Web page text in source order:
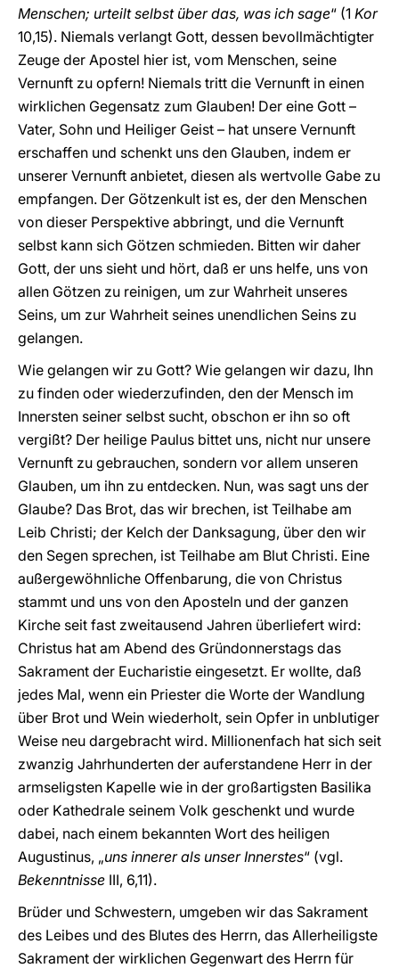
Menschen; urteilt selbst über das, was ich sage“ (1 Kor
10,15). Niemals verlangt Gott, dessen bevollmächtigter
Zeuge der Apostel hier ist, vom Menschen, seine
Vernunft zu opfern! Niemals tritt die Vernunft in einen
wirklichen Gegensatz zum Glauben! Der eine Gott –
Vater, Sohn und Heiliger Geist – hat unsere Vernunft
erschaffen und schenkt uns den Glauben, indem er
unserer Vernunft anbietet, diesen als wertvolle Gabe zu
empfangen. Der Götzenkult ist es, der den Menschen
von dieser Perspektive abbringt, und die Vernunft
selbst kann sich Götzen schmieden. Bitten wir daher
Gott, der uns sieht und hört, daß er uns helfe, uns von
allen Götzen zu reinigen, um zur Wahrheit unseres
Seins, um zur Wahrheit seines unendlichen Seins zu
gelangen.
Wie gelangen wir zu Gott? Wie gelangen wir dazu, Ihn
zu finden oder wiederzufinden, den der Mensch im
Innersten seiner selbst sucht, obschon er ihn so oft
vergißt? Der heilige Paulus bittet uns, nicht nur unsere
Vernunft zu gebrauchen, sondern vor allem unseren
Glauben, um ihn zu entdecken. Nun, was sagt uns der
Glaube? Das Brot, das wir brechen, ist Teilhabe am
Leib Christi; der Kelch der Danksagung, über den wir
den Segen sprechen, ist Teilhabe am Blut Christi. Eine
außergewöhnliche Offenbarung, die von Christus
stammt und uns von den Aposteln und der ganzen
Kirche seit fast zweitausend Jahren überliefert wird:
Christus hat am Abend des Gründonnerstags das
Sakrament der Eucharistie eingesetzt. Er wollte, daß
jedes Mal, wenn ein Priester die Worte der Wandlung
über Brot und Wein wiederholt, sein Opfer in unblutiger
Weise neu dargebracht wird. Millionenfach hat sich seit
zwanzig Jahrhunderten der auferstandene Herr in der
armseligsten Kapelle wie in der großartigsten Basilika
oder Kathedrale seinem Volk geschenkt und wurde
dabei, nach einem bekannten Wort des heiligen
Augustinus, „uns innerer als unser Innerstes“ (vgl.
Bekenntnisse III, 6,11).
Brüder und Schwestern, umgeben wir das Sakrament
des Leibes und des Blutes des Herrn, das Allerheiligste
Sakrament der wirklichen Gegenwart des Herrn für